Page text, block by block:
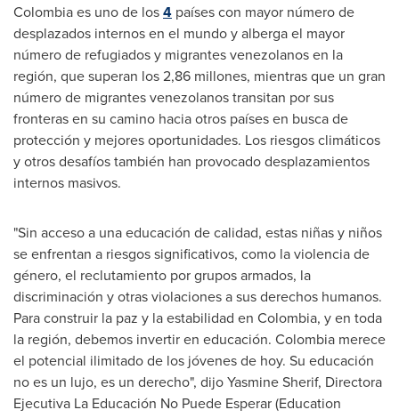
Colombiaes uno de los4 países con mayor número de
desplazados internos en el mundo y alberga el mayor
número de refugiados y migrantes venezolanos en la
región, que superan los 2,86 millones, mientras que un gran
número de migrantes venezolanos transitan por sus
fronteras en su camino hacia otros países en busca de
protección y mejores oportunidades. Los riesgos climáticos
y otros desafíos también han provocado desplazamientos
internos masivos.
"Sin acceso a una educación de calidad, estas niñas y niños
se enfrentan a riesgos significativos, como la violencia de
género, el reclutamiento por grupos armados, la
discriminación y otras violaciones a sus derechos humanos.
Para construir la paz y la estabilidad en Colombia, y en toda
la región, debemos invertir en educación. Colombia merece
el potencial ilimitado de los jóvenes de hoy. Su educación
no es un lujo, es un derecho", dijoYasmine Sherif, Directora
Ejecutiva La Educación No Puede Esperar (Education